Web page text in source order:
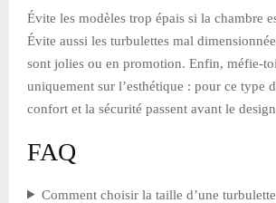
Évite les modèles trop épais si la chambre
Évite aussi les turbulettes mal
sont jolies ou en promotion. Enfin, méfie-
uniquement sur l’esthétique : pour ce type
confort et la sécurité passent avant le
FAQ
Comment choisir la taille d’une